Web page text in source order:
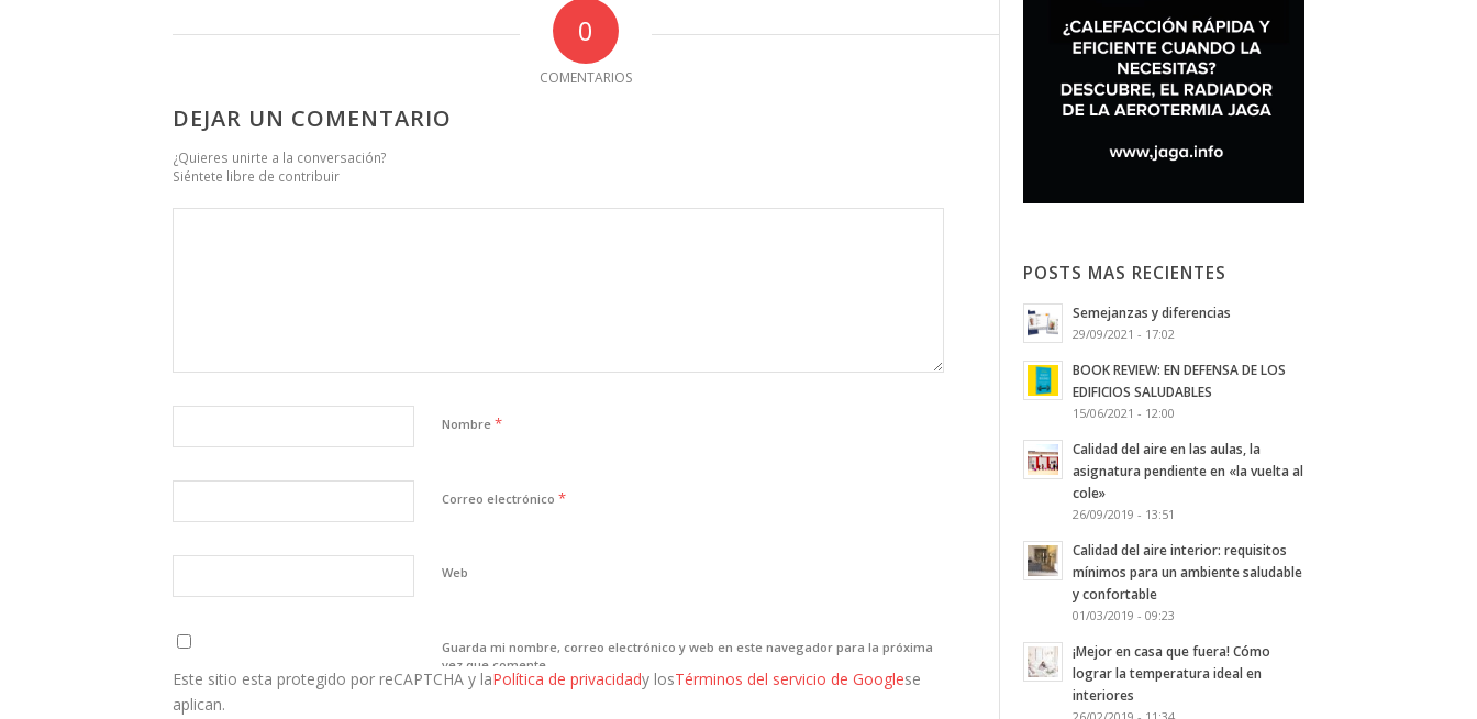
0
COMENTARIOS
DEJAR UN COMENTARIO
¿Quieres unirte a la conversación?
Siéntete libre de contribuir
Nombre *
Correo electrónico *
Web
Guarda mi nombre, correo electrónico y web en este navegador para la próxima
vez que comente.
Este sitio esta protegido por reCAPTCHA y laPolítica de privacidady losTérminos del servicio de Googlese
aplican.
POSTS MAS RECIENTES
Semejanzas y diferencias
29/09/2021 - 17:02
BOOK REVIEW: EN DEFENSA DE LOS
EDIFICIOS SALUDABLES
15/06/2021 - 12:00
Calidad del aire en las aulas, la
asignatura pendiente en «la vuelta al
cole»
26/09/2019 - 13:51
Calidad del aire interior: requisitos
mínimos para un ambiente saludable
y confortable
01/03/2019 - 09:23
¡Mejor en casa que fuera! Cómo
lograr la temperatura ideal en
interiores